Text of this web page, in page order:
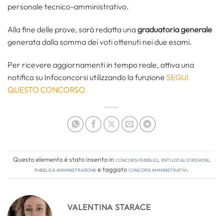
personale tecnico-amministrativo.
Alla fine delle prove, sarà redatta unagraduatoria generale
generata dalla somma dei voti ottenuti nei due esami.
Per ricevere aggiornamenti in tempo reale, attiva una
notifica su Infoconcorsi utilizzando la funzione SEGUI
QUESTO CONCORSO
Questo elemento è stato inserito inConcorsi pubblici, Enti locali e regioni,
Pubblica amministrazionee taggatoconcorsi amministrativi.
VALENTINA STARACE